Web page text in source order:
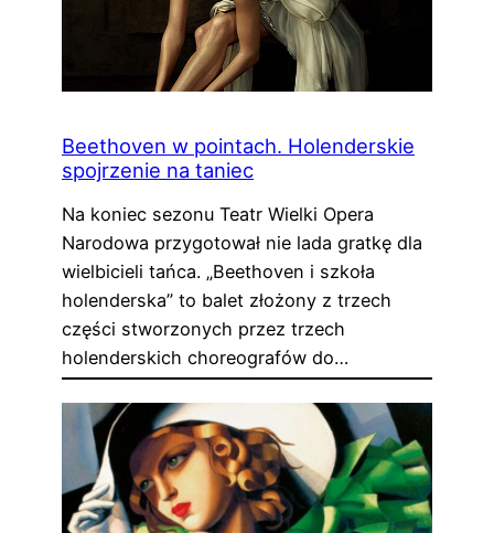
Beethoven w pointach. Holenderskie
spojrzenie na taniec
Na koniec sezonu Teatr Wielki Opera
Narodowa przygotował nie lada gratkę dla
wielbicieli tańca. „Beethoven i szkoła
holenderska” to balet złożony z trzech
części stworzonych przez trzech
holenderskich choreografów do…